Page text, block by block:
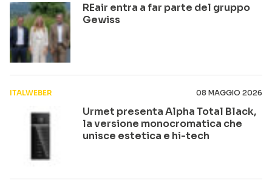
REair entra a far parte del gruppo
Gewiss
ITALWEBER 08 MAGGIO 2026
Urmet presenta Alpha Total Black,
la versione monocromatica che
unisce estetica e hi-tech